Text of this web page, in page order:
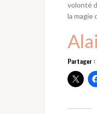
volonté
la magie
Partager :